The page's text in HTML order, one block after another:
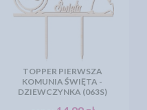
TOPPER PIERWSZA
KOMUNIA ŚWIĘTA -
DZIEWCZYNKA (063S)